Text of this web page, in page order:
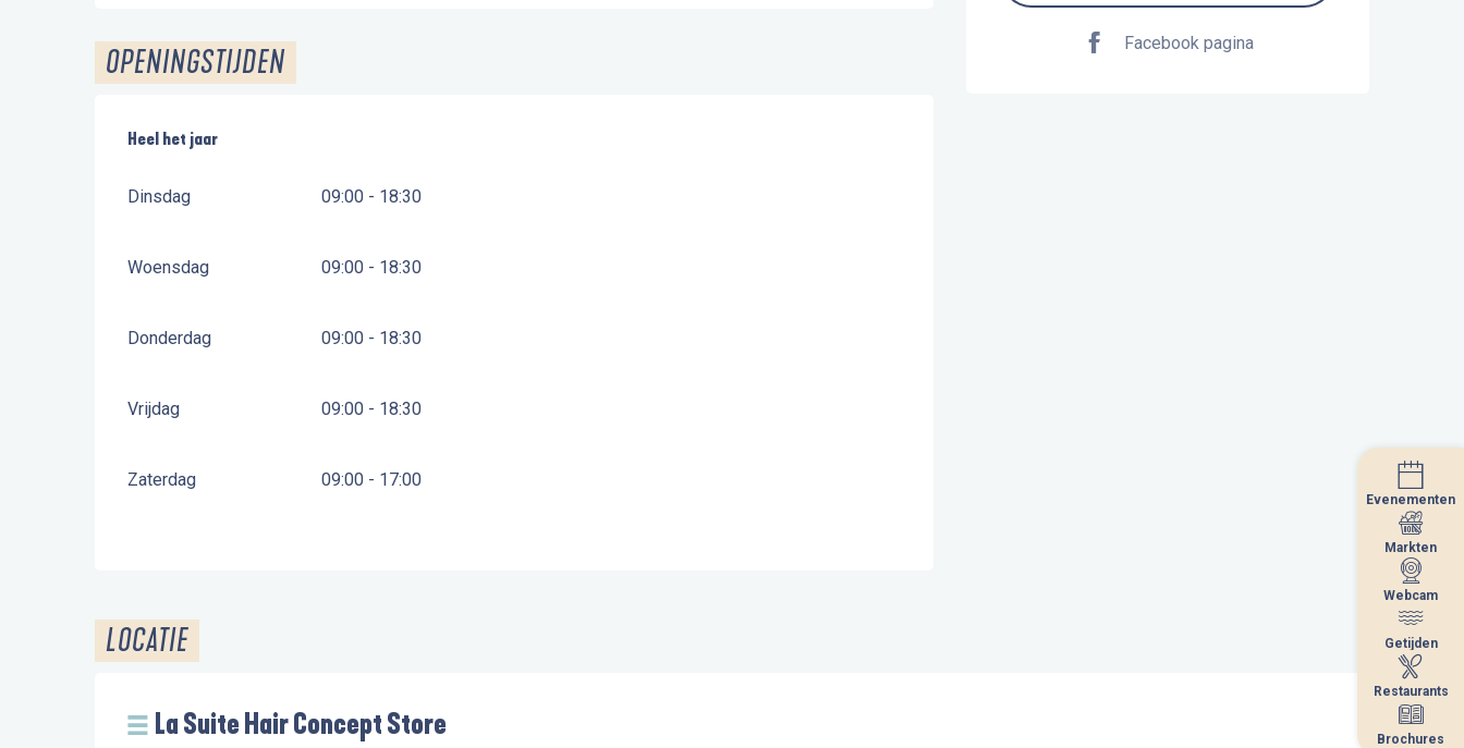
Evenementen
Markten
Webcam
Getijden
Restaurants
Brochures
Facebook pagina
OPENINGSTIJDEN
Heel het jaar
Heel het jaar
Dinsdag 09:00 - 18:30
Woensdag 09:00 - 18:30
Donderdag 09:00 - 18:30
Vrijdag 09:00 - 18:30
Zaterdag 09:00 - 17:00
LOCATIE
La Suite Hair Concept Store